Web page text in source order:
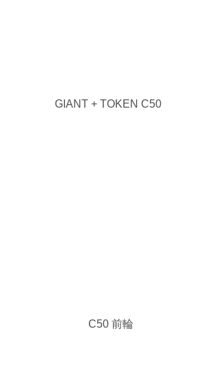
GIANT + TOKEN C50
C50 前輪